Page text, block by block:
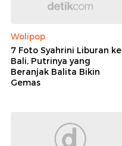
Wolipop
7 Foto Syahrini Liburan ke
Bali, Putrinya yang
Beranjak Balita Bikin
Gemas